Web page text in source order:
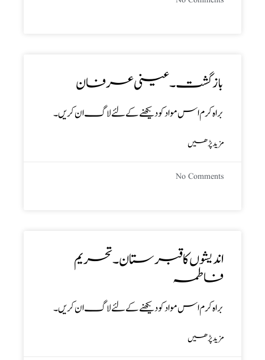
باز گشت ۔ عینی عرفان
براہ کرم اس مواد کو دیکھنے کے لئے لاگ ان کریں۔
مزید پڑھیں
No Comments
اندیشوں کاقبرستان ۔ تحریم
فاطمہ
براہ کرم اس مواد کو دیکھنے کے لئے لاگ ان کریں۔
مزید پڑھیں